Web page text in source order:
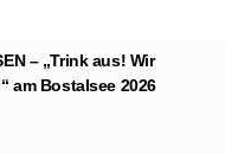
– „Trink aus! Wir
am Bostalsee 2026